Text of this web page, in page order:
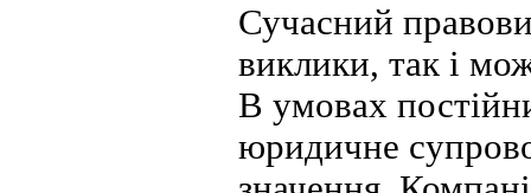
Сучасний
виклики, так і
В умовах
юридичне